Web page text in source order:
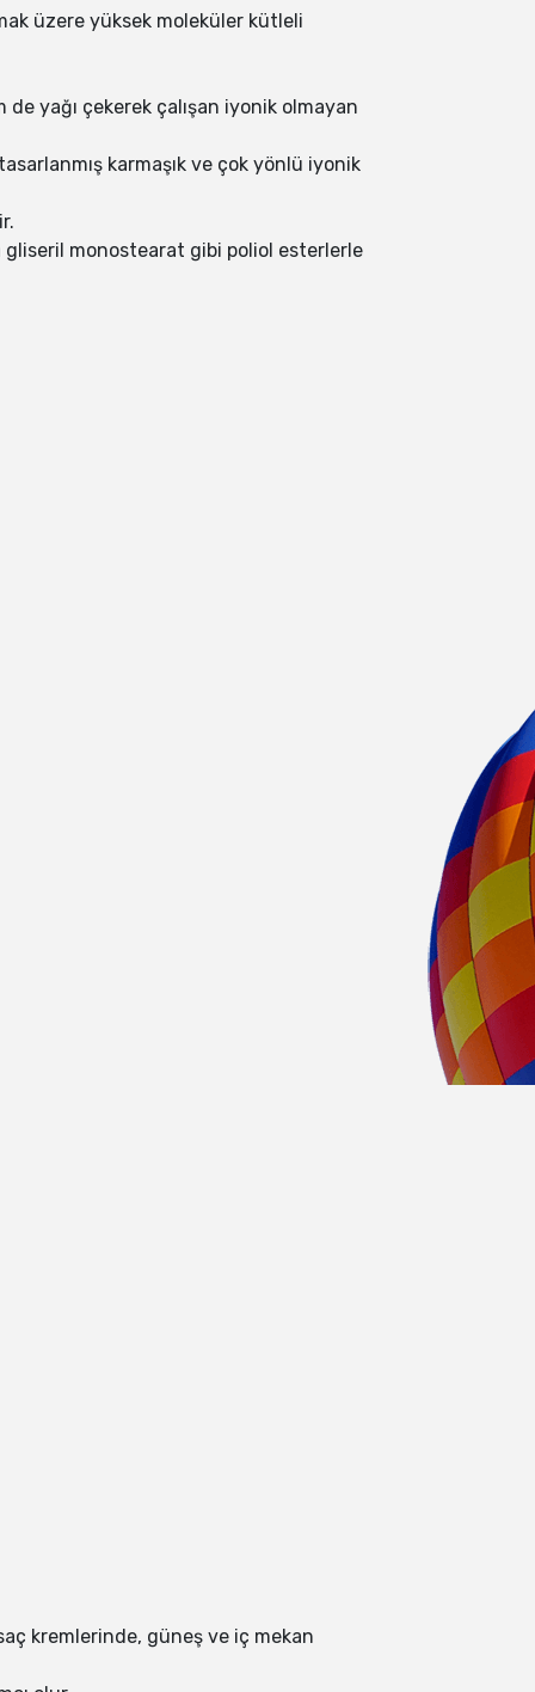
üzere yüksek moleküler kütleli
yağı çekerek çalışan iyonik olmayan
karmaşık ve çok yönlü iyonik
gliseril monostearat gibi poliol esterlerle
kremlerinde, güneş ve iç mekan